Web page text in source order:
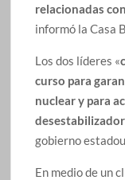
relacionadas
informó la Casa
Los dos líderes «
curso para
nuclear y para
gobierno
En medio de un